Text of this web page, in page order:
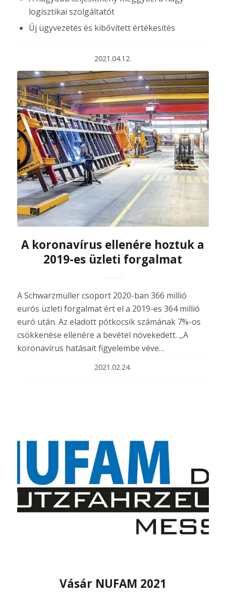
logisztikai szolgáltatót
Új ügyvezetés és kibővített értékesítés
2021.04.12.
A koronavírus ellenére hoztuk a
2019-es üzleti forgalmat
A Schwarzmüller csoport 2020-ban 366 millió
eurós üzleti forgalmat ért el a 2019-es 364 millió
euró után. Az eladott pótkocsik számának 7%-os
csökkenése ellenére a bevétel növekedett. ,,A
koronavírus hatásait figyelembe véve…
2021.02.24.
Vásár NUFAM 2021